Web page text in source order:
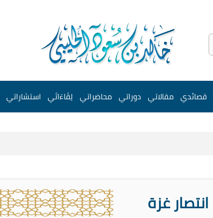
قصائدي مقالاتي دوراتي محاضراتي لِقَاءَاتَي استشاراتي
انتصار غزة